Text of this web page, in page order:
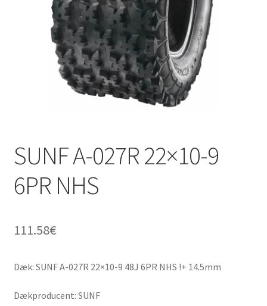
SUNF A-027R 22×10-9
6PR NHS
111.58€
Dæk: SUNF A-027R 22×10-9 48J 6PR NHS !+ 14.5mm
Dækproducent: SUNF